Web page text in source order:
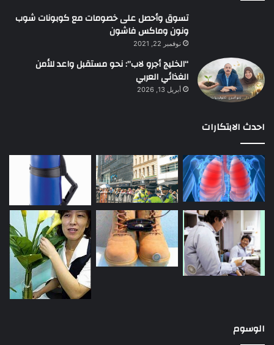
تسوق وأحصل على خصومات مع كوبونات شوب
ونون وماكس فاشون
نوفمبر 22, 2021
“الخليج أجرو لاب”: نحو مستقبل واعد للأمن
الغذائي العربي
أبريل 13, 2026
احدث الابتكارات
الوسوم